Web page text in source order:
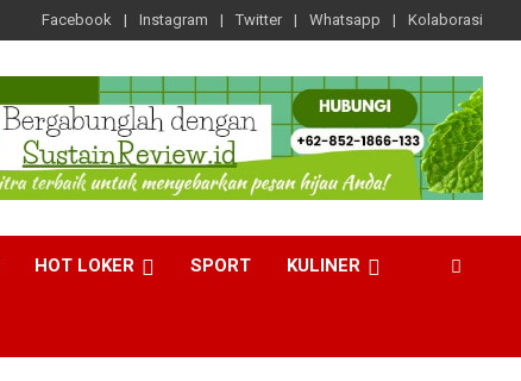
Facebook Instagram Twitter Whatsapp Kolaborasi
HOT LOKER SPORT KULINER